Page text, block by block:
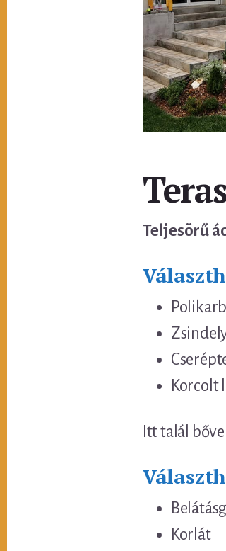
Teljesörű
Korcolt
Itt talál
Korlát